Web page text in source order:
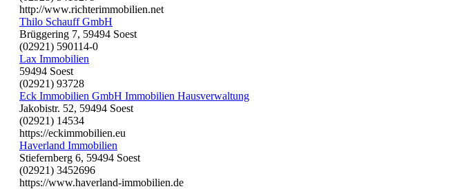
http://www.richterimmobilien.net
Thilo Schauff GmbH
Brüggering 7, 59494 Soest
(02921) 590114-0
Lax Immobilien
59494 Soest
(02921) 93728
Eck Immobilien GmbH Immobilien Hausverwaltung
Jakobistr. 52, 59494 Soest
(02921) 14534
https://eckimmobilien.eu
Haverland Immobilien
Stiefernberg 6, 59494 Soest
(02921) 3452696
https://www.haverland-immobilien.de